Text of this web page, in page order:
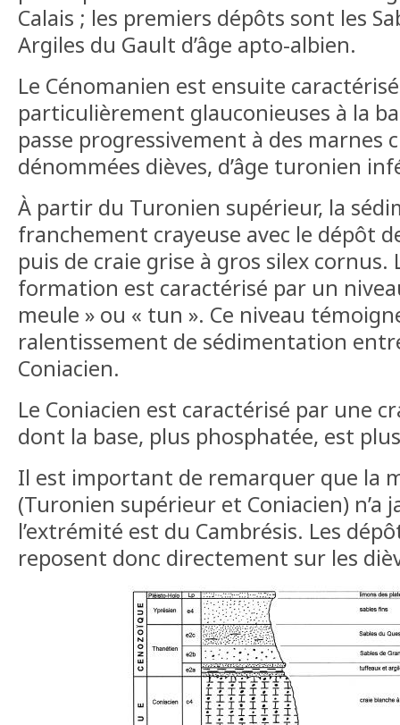
Calais ; les premiers dépôts sont les
Argiles du Gault d’âge apto-albien.
Le Cénomanien est ensuite
particulièrement glauconieuses à la
passe progressivement à des marnes
dénommées dièves, d’âge turonien
À partir du Turonien supérieur, la
franchement crayeuse avec le dépôt
puis de craie grise à gros silex
formation est caractérisé par un
meule » ou « tun ». Ce niveau
ralentissement de sédimentation
Coniacien.
Le Coniacien est caractérisé par une
dont la base, plus phosphatée, est
Il est important de remarquer que la
(Turonien supérieur et Coniacien) n’a
l’extrémité est du Cambrésis. Les
reposent donc directement sur les